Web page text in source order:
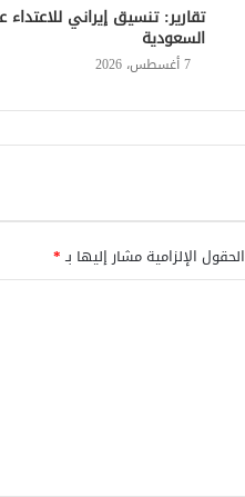
تقارير: تنسيق إيراني
السعودية
7 أغسطس، 2026
الحقول الإلزامية مشار إليها بـ*